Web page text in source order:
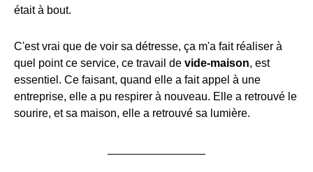
était à bout.
C'est vrai que de voir sa détresse, ça m'a fait réaliser à
quel point ce service, ce travail de vide-maison, est
essentiel. Ce faisant, quand elle a fait appel à une
entreprise, elle a pu respirer à nouveau. Elle a retrouvé le
sourire, et sa maison, elle a retrouvé sa lumière.